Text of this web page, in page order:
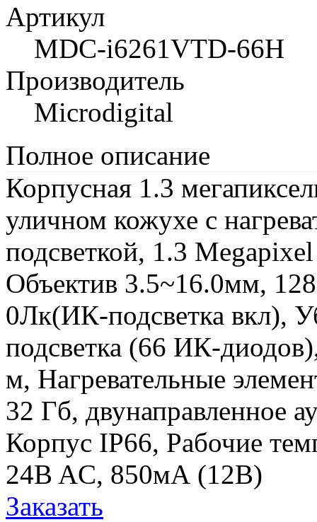
Артикул
MDC-i6261VTD-66H
Производитель
Microdigital
Полное описание
Корпусная 1.3
уличном кожухе с
подсветкой, 1.3
Объектив 3.5~16.0мм,
0Лк(ИК-подсветка вкл),
подсветка (66 ИК-
м, Нагревательные
32 Гб, двунаправленное
Корпус IP66, Рабочие
24B AC, 850мА (12В)
Заказать